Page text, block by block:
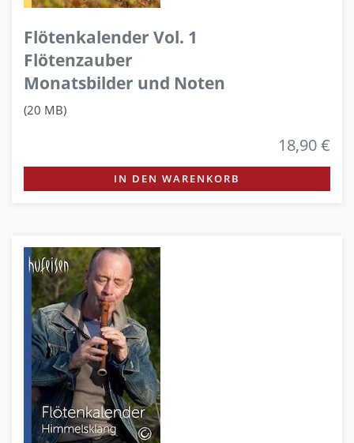
Flötenkalender Vol. 1
Flötenzauber
Monatsbilder und Noten
(20 MB)
18,90 €
IN DEN WARENKORB